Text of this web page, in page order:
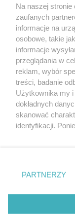
INFORMATOR
Bankomaty
Msze święte
Nocna
Taxi
REKLAMA
Banery i
Reklama
Copyright
Na naszej
zaufanych
informacje na
osobowe, takie
informacje
przeglądania w
reklam, wybór
treści, badanie
Użytkownika my
dokładnych
skanować
identyfikacji.
prywatności
. Niektóre
zgody
takiemu
zastosowania
PARTNERZY